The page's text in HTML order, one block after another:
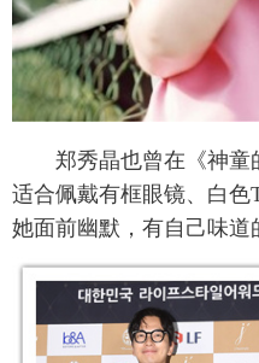
郑秀晶也曾在《神童
适合佩戴有框眼镜、白
她面前幽默，有自己味道